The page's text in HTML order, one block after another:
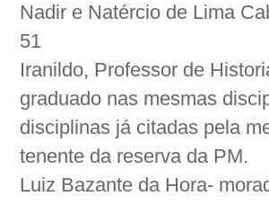
Nadir e Natércio de Lima
51
Iranildo, Professor de
graduado nas mesmas
disciplinas já citadas pela
tenente da reserva da PM.
Luiz Bazante da Hora-